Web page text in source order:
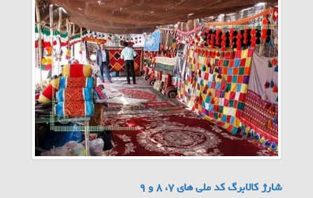
شارژ کالابرگ کد ملی های ۷، ۸ و ۹